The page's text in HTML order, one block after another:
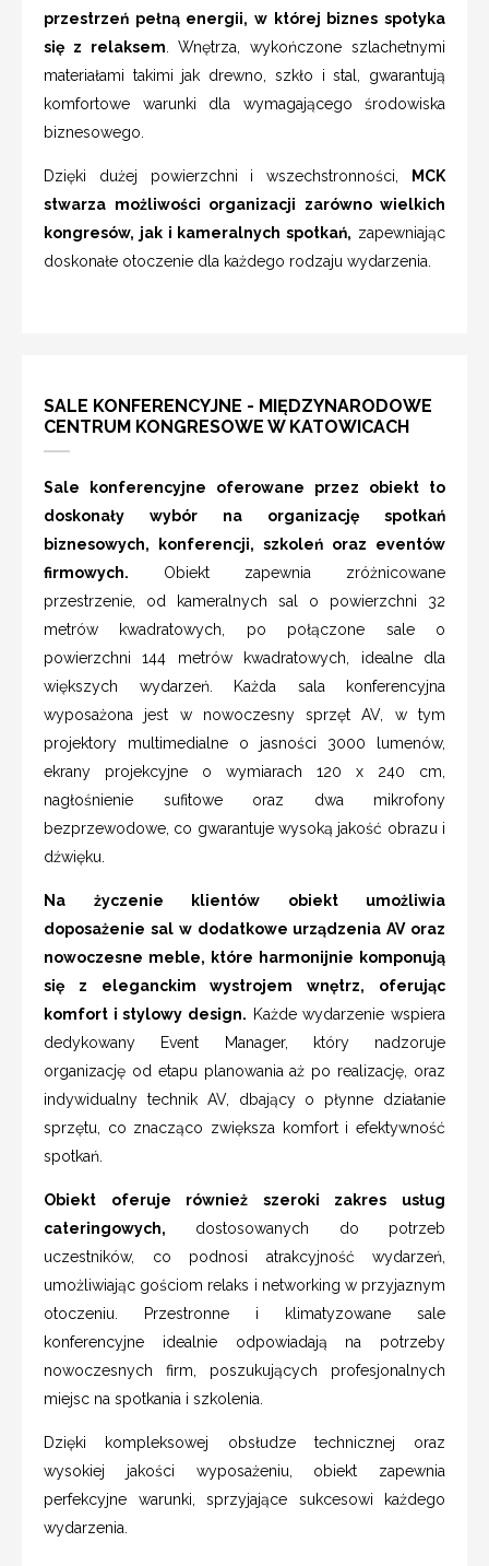
przestrzeń pełną energii, w której biznes spotyka
się z relaksem . Wnętrza, wykończone szlachetnymi
materiałami takimi jak drewno, szkło i stal, gwarantują
komfortowe warunki dla wymagającego środowiska
biznesowego.
Dzięki dużej powierzchni i wszechstronności,
MCK
stwarza możliwości organizacji zarówno wielkich
kongresów, jak i kameralnych spotkań, zapewniając
doskonałe otoczenie dla każdego rodzaju wydarzenia.
SALE KONFERENCYJNE - MIĘDZYNARODOWE
CENTRUM KONGRESOWE W KATOWICACH
Sale konferencyjne oferowane przez obiekt to
doskonały wybór na organizację spotkań
biznesowych, konferencji, szkoleń oraz eventów
firmowych. Obiekt zapewnia zróżnicowane
przestrzenie, od kameralnych sal o powierzchni 32
metrów kwadratowych, po połączone sale o
powierzchni 144 metrów kwadratowych, idealne dla
większych wydarzeń. Każda sala konferencyjna
wyposażona jest w nowoczesny sprzęt AV, w tym
projektory multimedialne o jasności 3000 lumenów,
ekrany projekcyjne o wymiarach 120 x 240 cm,
nagłośnienie sufitowe oraz dwa mikrofony
bezprzewodowe, co gwarantuje wysoką jakość obrazu i
dźwięku.
Na życzenie klientów obiekt umożliwia
doposażenie sal w dodatkowe urządzenia AV oraz
nowoczesne meble, które harmonijnie komponują
się z eleganckim wystrojem wnętrz, oferując
komfort i stylowy design. Każde wydarzenie wspiera
dedykowany Event Manager, który nadzoruje
organizację od etapu planowania aż po realizację, oraz
indywidualny technik AV, dbający o płynne działanie
sprzętu, co znacząco zwiększa komfort i efektywność
spotkań.
Obiekt oferuje również szeroki zakres usług
cateringowych, dostosowanych do potrzeb
uczestników, co podnosi atrakcyjność wydarzeń,
umożliwiając gościom relaks i networking w przyjaznym
otoczeniu. Przestronne i klimatyzowane sale
konferencyjne idealnie odpowiadają na potrzeby
nowoczesnych firm, poszukujących profesjonalnych
miejsc na spotkania i szkolenia.
Dzięki kompleksowej obsłudze technicznej oraz
wysokiej jakości wyposażeniu, obiekt zapewnia
perfekcyjne warunki, sprzyjające sukcesowi każdego
wydarzenia.